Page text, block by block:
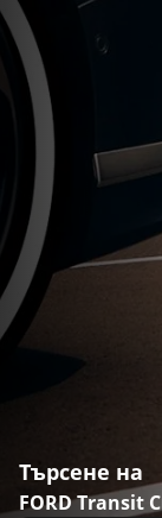
Търсене на
FORD Transit